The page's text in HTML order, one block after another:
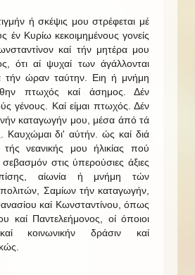
ή σκέψις μου στρέφεται μέ
Κυρίω κεκοιμημένους γονείς
καί τήν μητέρα μου
ότι αί ψυχαί των άγάλλονται
τήν ώραν ταύτην. Ειη ή μνήμη
πτωχός καί άσημος. Δέν
γένους. Καί είμαι πτωχός. Δέν
καταγωγήν μου, μέσα άπό τά
δι' αύτήν. ώς καί διά
νεανικής μου ήλικίας πού
στις ύπερούσιες άξιες
αίωνία ή μνήμη τών
Σαμίων τήν καταγωγήν,
καί Κωνσταντίνου, όπως
καί Παντελεήμονος, οί όποιοι
κοινωνικήν δράσιν καί